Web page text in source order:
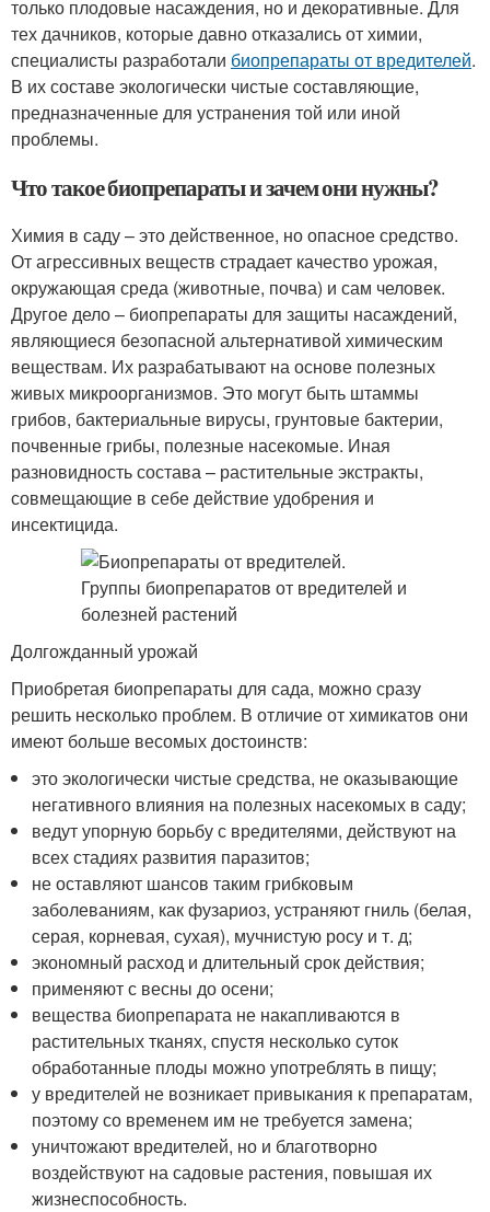
только плодовые насаждения, но и декоративные. Для
тех дачников, которые давно отказались от химии,
специалисты разработали биопрепараты от вредителей.
В их составе экологически чистые составляющие,
предназначенные для устранения той или иной
проблемы.
Что такое биопрепараты и зачем они нужны?
Химия в саду – это действенное, но опасное средство.
От агрессивных веществ страдает качество урожая,
окружающая среда (животные, почва) и сам человек.
Другое дело – биопрепараты для защиты насаждений,
являющиеся безопасной альтернативой химическим
веществам. Их разрабатывают на основе полезных
живых микроорганизмов. Это могут быть штаммы
грибов, бактериальные вирусы, грунтовые бактерии,
почвенные грибы, полезные насекомые. Иная
разновидность состава – растительные экстракты,
совмещающие в себе действие удобрения и
инсектицида.
Долгожданный урожай
Приобретая биопрепараты для сада, можно сразу
решить несколько проблем. В отличие от химикатов они
имеют больше весомых достоинств:
это экологически чистые средства, не оказывающие
негативного влияния на полезных насекомых в саду;
ведут упорную борьбу с вредителями, действуют на
всех стадиях развития паразитов;
не оставляют шансов таким грибковым
заболеваниям, как фузариоз, устраняют гниль (белая,
серая, корневая, сухая), мучнистую росу и т. д;
экономный расход и длительный срок действия;
применяют с весны до осени;
вещества биопрепарата не накапливаются в
растительных тканях, спустя несколько суток
обработанные плоды можно употреблять в пищу;
у вредителей не возникает привыкания к препаратам,
поэтому со временем им не требуется замена;
уничтожают вредителей, но и благотворно
воздействуют на садовые растения, повышая их
жизнеспособность.